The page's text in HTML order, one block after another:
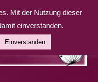
Mit der Nutzung dieser
einverstanden.
Einverstanden